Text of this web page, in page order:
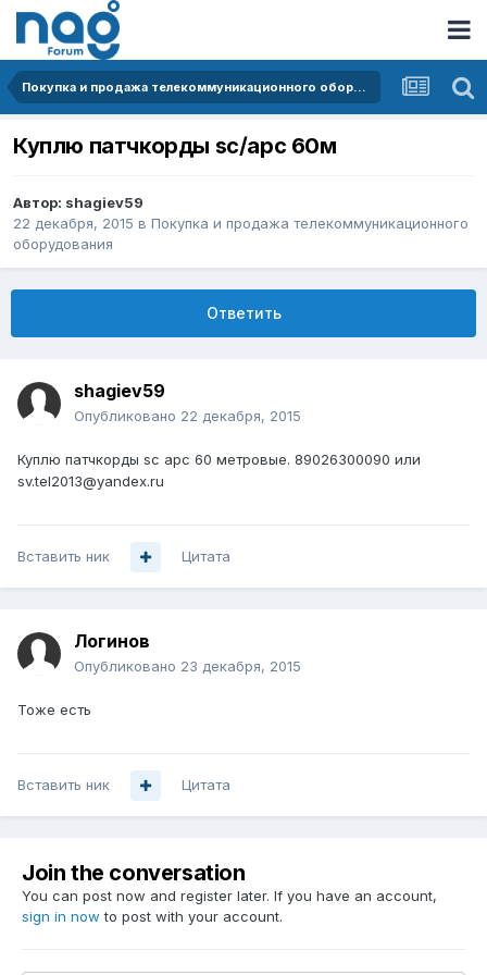
Покупка и продажа телекоммуникационного оборудования
Куплю патчкорды sc/apc 60м
Автор: shagiev59
22 декабря, 2015 в Покупка и продажа телекоммуникационного
оборудования
Ответить
shagiev59
Опубликовано 22 декабря, 2015
Куплю патчкорды sc apc 60 метровые. 89026300090 или
sv.tel2013@yandex.ru
Вставить ник Цитата
Логинов
Опубликовано 23 декабря, 2015
Тоже есть
Вставить ник Цитата
Join the conversation
You can post now and register later. If you have an account,
sign in now to post with your account.